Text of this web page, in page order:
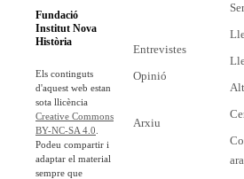
Fundació
Institut Nova
Història
Els continguts
d'aquest web estan
sota llicència
Creative Commons
BY-NC-SA 4.0
Podeu compartir i
adaptar el material
sempre que
Entrevistes
Opinió
Arxiu